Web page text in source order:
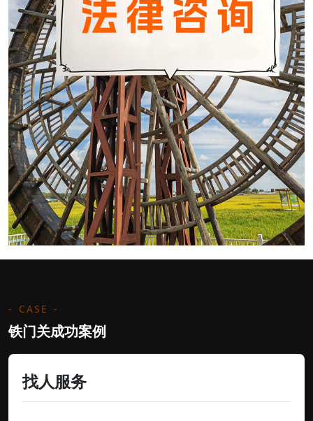
CASE
铁门关成功案例
找人服务